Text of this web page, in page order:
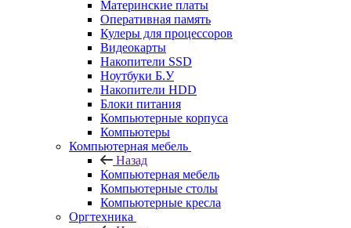
Материнские платы
Оперативная память
Кулеры для процессоров
Видеокарты
Накопители SSD
Ноутбуки Б.У
Накопители HDD
Блоки питания
Компьютерные корпуса
Компьютеры
Компьютерная мебель
Назад
Компьютерная мебель
Компьютерные столы
Компьютерные кресла
Оргтехника